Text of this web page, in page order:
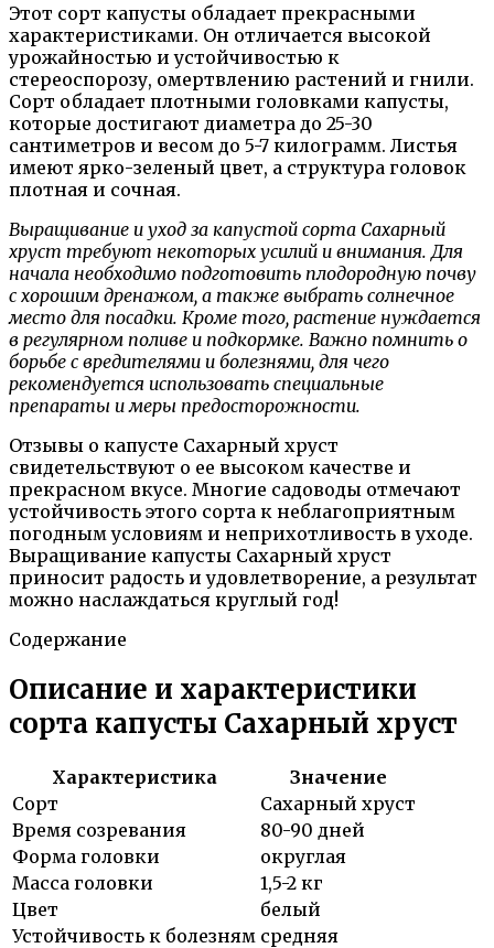
Этот сорт капусты обладает прекрасными
характеристиками. Он отличается высокой
урожайностью и устойчивостью к
стереоспорозу, омертвлению растений и гнили.
Сорт обладает плотными головками капусты,
которые достигают диаметра до 25-30
сантиметров и весом до 5-7 килограмм. Листья
имеют ярко-зеленый цвет, а структура головок
плотная и сочная.
Выращивание и уход за капустой сорта Сахарный
хруст требуют некоторых усилий и внимания. Для
начала необходимо подготовить плодородную почву
с хорошим дренажом, а также выбрать солнечное
место для посадки. Кроме того, растение нуждается
в регулярном поливе и подкормке. Важно помнить о
борьбе с вредителями и болезнями, для чего
рекомендуется использовать специальные
препараты и меры предосторожности.
Отзывы о капусте Сахарный хруст
свидетельствуют о ее высоком качестве и
прекрасном вкусе. Многие садоводы отмечают
устойчивость этого сорта к неблагоприятным
погодным условиям и неприхотливость в уходе.
Выращивание капусты Сахарный хруст
приносит радость и удовлетворение, а результат
можно наслаждаться круглый год!
Содержание
Описание и характеристики
сорта капусты Сахарный хруст
Характеристика
Значение
Сорт
Сахарный хруст
Время созревания
80-90 дней
Форма головки
округлая
Масса головки
1,5-2 кг
Цвет
белый
Устойчивость к болезням средняя